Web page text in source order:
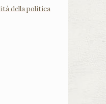
della politica